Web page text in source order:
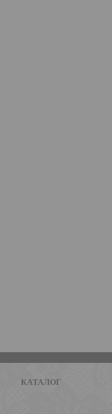
КАТАЛОГ